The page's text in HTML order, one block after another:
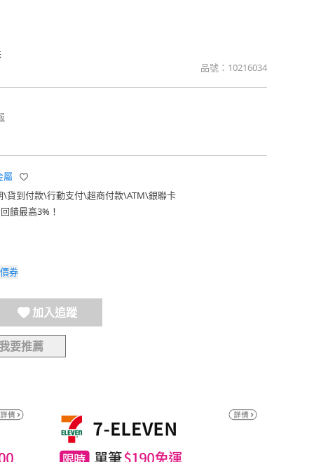
品號： 10216034
屬
\貨到付款\行動支付\超商付款\ATM\銀聯卡
饋最高3%！
券
加入追蹤
我要推薦